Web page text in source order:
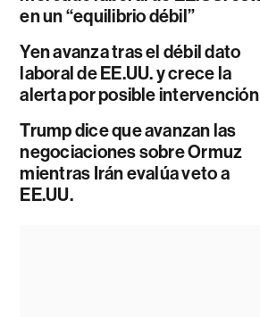
en un “equilibrio débil”
Yen avanza tras el débil dato
laboral de EE.UU. y crece la
alerta por posible intervención
Trump dice que avanzan las
negociaciones sobre Ormuz
mientras Irán evalúa veto a
EE.UU.